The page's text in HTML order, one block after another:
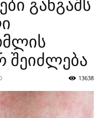
განგაშს
შეიძლება
13638